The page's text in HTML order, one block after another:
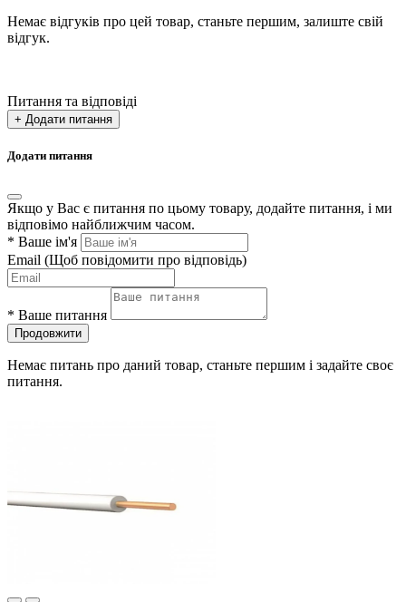
Немає відгуків про цей товар, станьте першим, залиште свій
відгук.
Питання та відповіді
+ Додати питання
Додати питання
Якщо у Вас є питання по цьому товару, додайте питання, і ми
відповімо найближчим часом.
* Ваше ім'я
Email (Щоб повідомити про відповідь)
* Ваше питання
Продовжити
Немає питань про даний товар, станьте першим і задайте своє
питання.